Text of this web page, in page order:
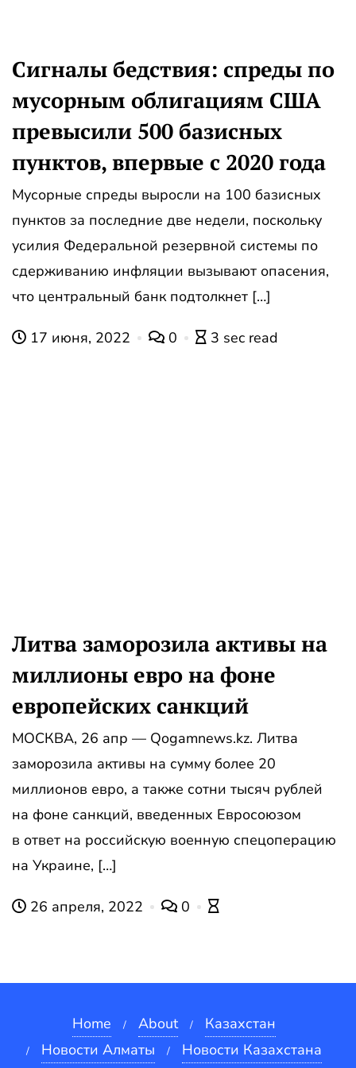
Сигналы бедствия: спреды по
мусорным облигациям США
превысили 500 базисных
пунктов, впервые с 2020 года
Мусорные спреды выросли на 100 базисных
пунктов за последние две недели, поскольку
усилия Федеральной резервной системы по
сдерживанию инфляции вызывают опасения,
что центральный банк подтолкнет […]
17 июня, 2022 0 3 sec read
Литва заморозила активы на
миллионы евро на фоне
европейских санкций
МОСКВА, 26 апр — Qogamnews.kz. Литва
заморозила активы на сумму более 20
миллионов евро, а также сотни тысяч рублей
на фоне санкций, введенных Евросоюзом
в ответ на российскую военную спецоперацию
на Украине, […]
26 апреля, 2022 0
Home About
Казахстан
Новости Алматы
Новости Казахстана